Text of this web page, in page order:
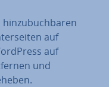
hin­zu­buch­ba­ren
auf
auf
und